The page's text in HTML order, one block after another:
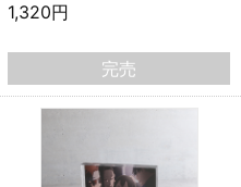
1,320円
完売